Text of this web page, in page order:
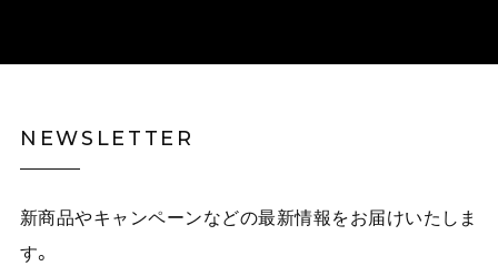
NEWSLETTER
新商品やキャンペーンなどの最新情報をお届けいたしま
す。